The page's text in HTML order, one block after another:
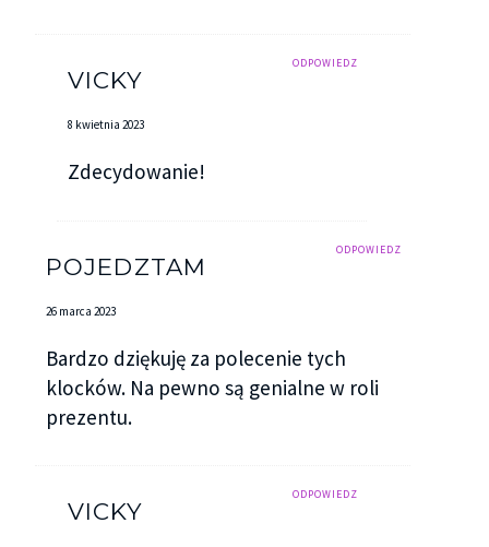
ODPOWIEDZ
VICKY
8 kwietnia 2023
Zdecydowanie!
ODPOWIEDZ
POJEDZTAM
26 marca 2023
Bardzo dziękuję za polecenie tych
klocków. Na pewno są genialne w roli
prezentu.
ODPOWIEDZ
VICKY